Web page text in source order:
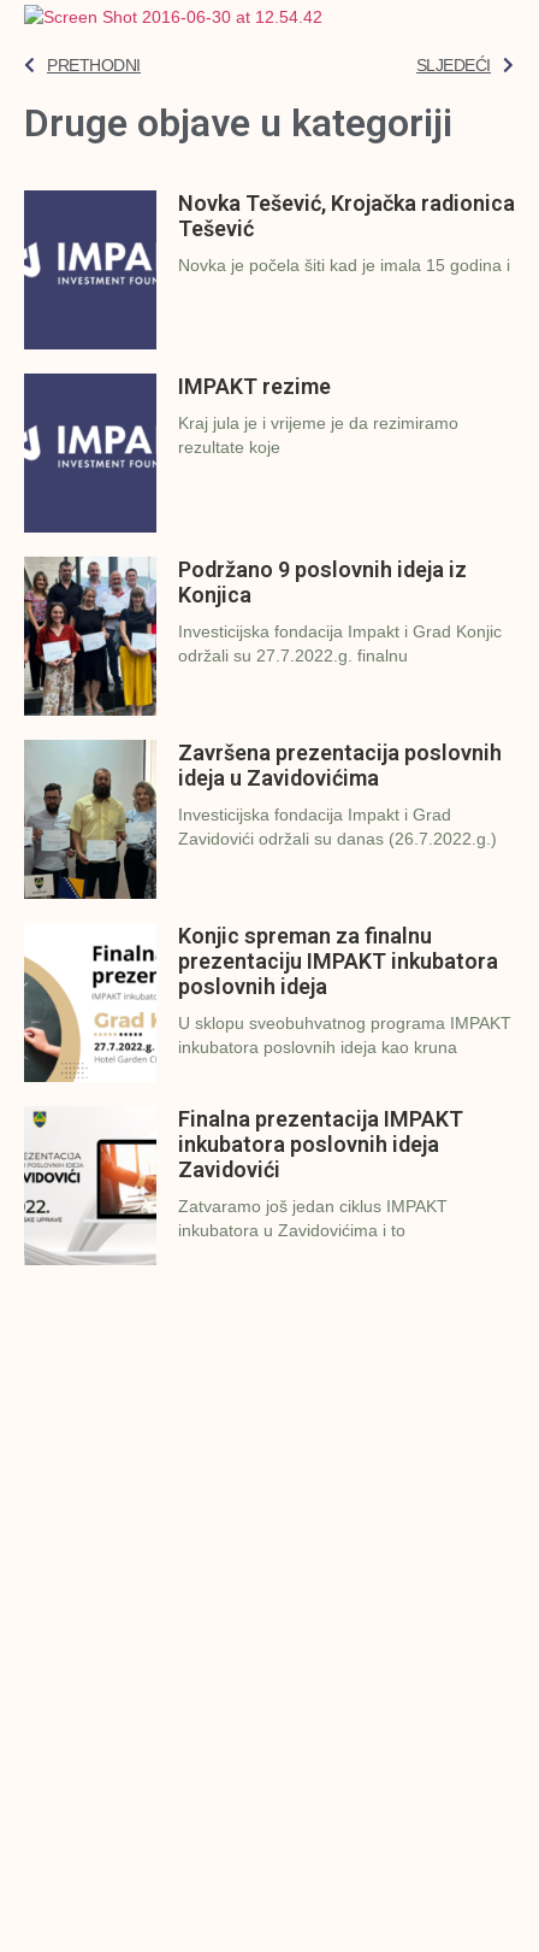
PRETHODNI SLJEDEĆI
Druge objave u kategoriji
Novka Tešević, Krojačka radionica
Tešević
Novka je počela šiti kad je imala 15 godina i
IMPAKT rezime
Kraj jula je i vrijeme je da rezimiramo
rezultate koje
Podržano 9 poslovnih ideja iz
Konjica
Investicijska fondacija Impakt i Grad Konjic
održali su 27.7.2022.g. finalnu
Završena prezentacija poslovnih
ideja u Zavidovićima
Investicijska fondacija Impakt i Grad
Zavidovići održali su danas (26.7.2022.g.)
Konjic spreman za finalnu
prezentaciju IMPAKT inkubatora
poslovnih ideja
U sklopu sveobuhvatnog programa IMPAKT
inkubatora poslovnih ideja kao kruna
Finalna prezentacija IMPAKT
inkubatora poslovnih ideja
Zavidovići
Zatvaramo još jedan ciklus IMPAKT
inkubatora u Zavidovićima i to